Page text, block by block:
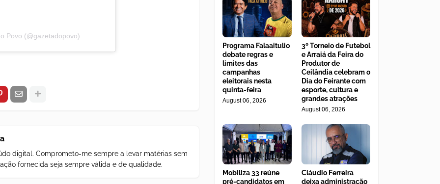
Povo (@gazetadopovo)
digital. Comprometo-me sempre a levar matérias sem
fornecida seja sempre válida e de qualidade.
Programa Falaaitulio
debate regras e
limites das
campanhas
eleitorais nesta
quinta-feira
August 06, 2026
3º Torneio de Futebol
e Arraiá da Feira do
Produtor de
Ceilândia celebram o
Dia do Feirante com
esporte, cultura e
grandes atrações
August 06, 2026
Mobiliza 33 reúne
pré-candidatos em
Cláudio Ferreira
deixa administração